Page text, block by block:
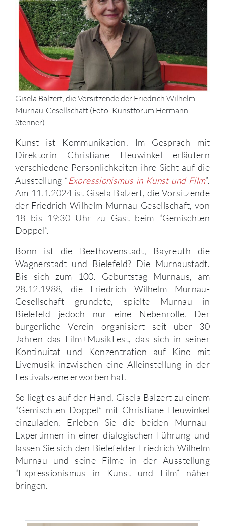
Gisela Balzert, die Vorsitzende der Friedrich Wilhelm
Murnau-Gesellschaft (Foto: Kunstforum Hermann
Stenner)
Kunst ist Kommunikation. Im Gespräch mit
Direktorin Christiane Heuwinkel erläutern
verschiedene Persönlichkeiten ihre Sicht auf die
Ausstellung “Expressionismus in Kunst und Film”.
Am 11.1.2024 ist Gisela Balzert, die Vorsitzende
der Friedrich Wilhelm Murnau-Gesellschaft, von
18 bis 19:30 Uhr zu Gast beim “Gemischten
Doppel”.
Bonn ist die Beethovenstadt, Bayreuth die
Wagnerstadt und Bielefeld? Die Murnaustadt.
Bis sich zum 100. Geburtstag Murnaus, am
28.12.1988, die Friedrich Wilhelm Murnau-
Gesellschaft gründete, spielte Murnau in
Bielefeld jedoch nur eine Nebenrolle. Der
bürgerliche Verein organisiert seit über 30
Jahren das Film+MusikFest, das sich in seiner
Kontinuität und Konzentration auf Kino mit
Livemusik inzwischen eine Alleinstellung in der
Festivalszene erworben hat.
So liegt es auf der Hand, Gisela Balzert zu einem
“Gemischten Doppel” mit Christiane Heuwinkel
einzuladen. Erleben Sie die beiden Murnau-
Expertinnen in einer dialogischen Führung und
lassen Sie sich den Bielefelder Friedrich Wilhelm
Murnau und seine Filme in der Ausstellung
“Expressionismus in Kunst und Film” näher
bringen.